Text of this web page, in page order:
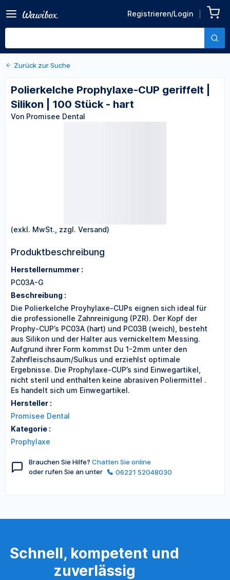
Registrieren/Login
CUP geriffelt | Silikon | 100
Stück - hart
Von Promisee Dental
Zurück zu den Produktdetails
Zurück zur Suche
Polierkelche Prophylaxe-CUP geriffelt |
Silikon | 100 Stück - hart
Von Promisee Dental
(exkl. MwSt., zzgl. Versand)
Produktbeschreibung
Herstellernummer :
PC03A-G
Beschreibung :
Die Polierkelche Proyhylaxe-CUPs eignen sich ideal für
die professionelle Zahnreinigung (PZR). Der Kopf der
Prophy-CUP’s PC03A (hart) und PC03B (weich), besteht
aus Silikon und der Halter aus vernickeltem Messing.
Aufgrund ihrer Form kommst Du 1-2mm unter den
Zahnfleischsaum/Sulkus und erziehlst optimale
Ergebnisse. Die Prophylaxe-CUP’s sind Einwegartikel,
nicht steril und enthalten keine abrasiven Poliermittel .
Es handelt sich um Einwegartikel.
Hersteller :
Promisee Dental
Kategorie :
Prophylaxe
Brauchen Sie Hilfe? Chatten Sie online
oder rufen Sie an unter
06221 52048030
Schnell, kompetent und
zuverlässig